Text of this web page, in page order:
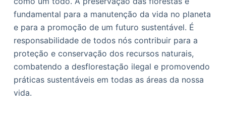
fundamental para a manutenção da vida no planeta
e para a promoção de um futuro sustentável. É
responsabilidade de todos nós contribuir para a
proteção e conservação dos recursos naturais,
combatendo a desflorestação ilegal e promovendo
práticas sustentáveis em todas as áreas da nossa
vida.